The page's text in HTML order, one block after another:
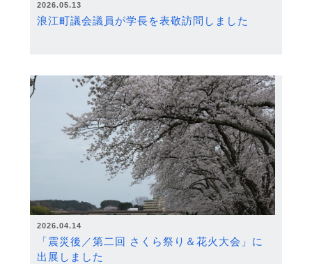
2026.05.13
浪江町議会議員が学長を表敬訪問しました
2026.04.14
「震災後／第二回 さくら祭り＆花火大会」に
出展しました